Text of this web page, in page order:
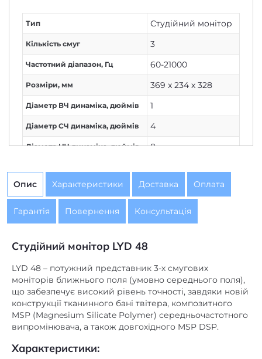
Кількість смуг 3
Частотний діапазон, Гц 60-21000
Розміри, мм 369 x 234 x 328
Діаметр ВЧ динаміка, дюймів 1
Діаметр СЧ динаміка, дюймів 4
Діаметр НЧ динаміка, дюймів 8
Бренд
Dynaudio
Гарантія Повернення Консультація
Студійний монітор LYD 48
моніторів ближнього поля (умовно середнього поля),
що забезпечує високий рівень точності, завдяки новій
конструкції тканинного бані твітера, композитного
MSP (Magnesium Silicate Polymer) середньочастотного
випромінювача, а також довгохідного MSP DSP.
Характеристики:
макс. SPL (1 м, пара): 112 дБ;